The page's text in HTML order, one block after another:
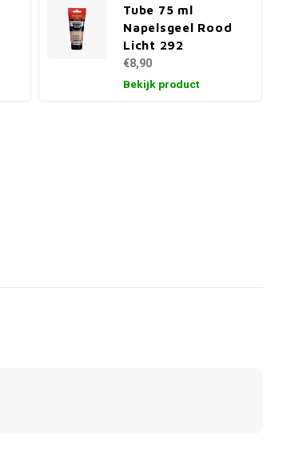
Tube 75 ml
Napelsgeel Rood
Licht 292
€8,90
Bekijk product